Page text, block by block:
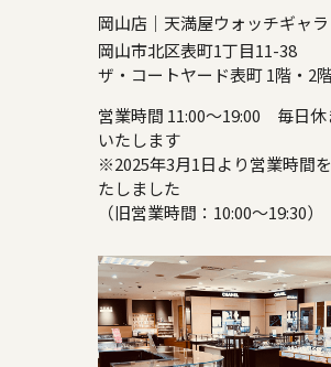
岡山店｜天満屋ウォッチギャ
岡山市北区表町1丁目11-38
ザ・コートヤード表町 1階・2
営業時間 11:00～19:00 毎日休
いたします
※2025年3月1日より営業時間
たしました
（旧営業時間：10:00～19:30）